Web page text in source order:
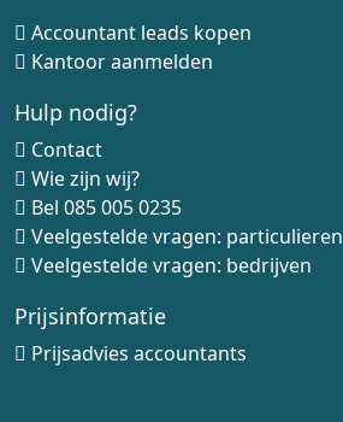
Accountant leads kopen
Kantoor aanmelden
Hulp nodig?
Contact
Wie zijn wij?
Bel 085 005 0235
Veelgestelde vragen: particulieren
Veelgestelde vragen: bedrijven
Prijsinformatie
Prijsadvies accountants